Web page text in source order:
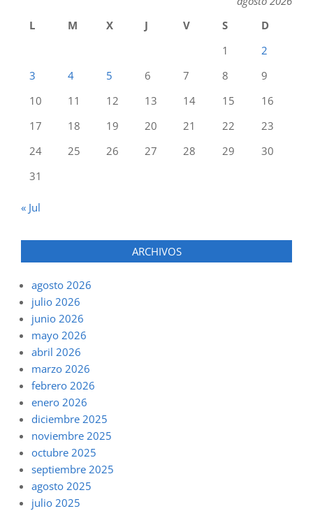
L
M X J V S
D
1
2
3
4 5 6 7 8
9
10
11 12 13 14 15
16
17
18 19 20 21 22
23
24
25 26 27 28 29
30
31
« Jul
ARCHIVOS
agosto 2026
julio 2026
junio 2026
mayo 2026
abril 2026
marzo 2026
febrero 2026
enero 2026
diciembre 2025
noviembre 2025
octubre 2025
septiembre 2025
agosto 2025
julio 2025